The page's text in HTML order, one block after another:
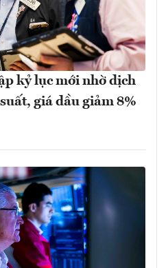
kỷ lục mới nhờ dịch
giá dầu giảm 8%